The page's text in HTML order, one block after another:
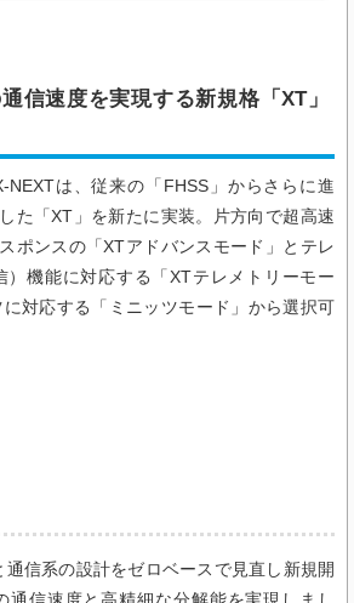
信速度を実現する新規格「XT」
NEXTは、従来の「FHSS」からさらに進
た「XT」を新たに実装。片方向で超高速
ポンスの「XTアドバンスモード」とテレ
）機能に対応する「XTテレメトリーモー
に対応する「ミニッツモード」から選択可
通信系の設計をゼロベースで見直し新規開
信速度と高精細な分解能を実現しまし